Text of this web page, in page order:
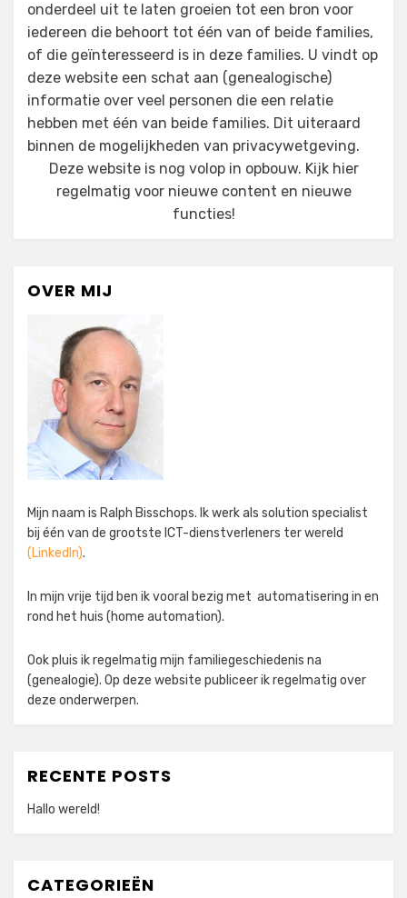
onderdeel uit te laten groeien tot een bron voor
iedereen die behoort tot één van of beide families,
of die geïnteresseerd is in deze families. U vindt op
deze website een schat aan (genealogische)
informatie over veel personen die een relatie
hebben met één van beide families. Dit uiteraard
binnen de mogelijkheden van privacywetgeving.
Deze website is nog volop in opbouw. Kijk hier
regelmatig voor nieuwe content en nieuwe
functies!
OVER MIJ
Mijn naam is Ralph Bisschops. Ik werk als solution specialist
bij één van de grootste ICT-dienstverleners ter wereld
(LinkedIn).
In mijn vrije tijd ben ik vooral bezig met automatisering in en
rond het huis (home automation).
Ook pluis ik regelmatig mijn familiegeschiedenis na
(genealogie). Op deze website publiceer ik regelmatig over
deze onderwerpen.
RECENTE POSTS
Hallo wereld!
CATEGORIEËN